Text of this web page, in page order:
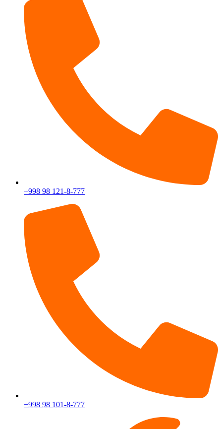
+998 98 121-8-777
+998 98 101-8-777